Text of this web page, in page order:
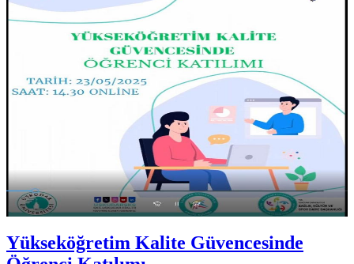
Yükseköğretim Kalite Güvencesinde